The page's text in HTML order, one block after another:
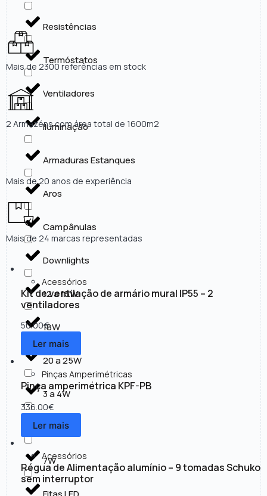
Resistências
Termóstatos
Ventiladores
Iluminação
Armaduras Estanques
Aros
Campânulas
Downlights
12 a 15W
18W
20 a 25W
3 a 4W
30 a 50W
7W
Mais de 2300 referências em stock
2 Armazéns com área total de 1600m2
Mais de 20 anos de experiência
Mais de 24 marcas representadas
Acessórios
Kit de ventilação de armário mural IP55 – 2
ventiladores
50.00€
Ler mais
Pinças Amperimétricas
Pinça amperimétrica KPF-PB
336.00€
Ler mais
Acessórios
Régua de Alimentação alumínio – 9 tomadas Schuko
sem interruptor